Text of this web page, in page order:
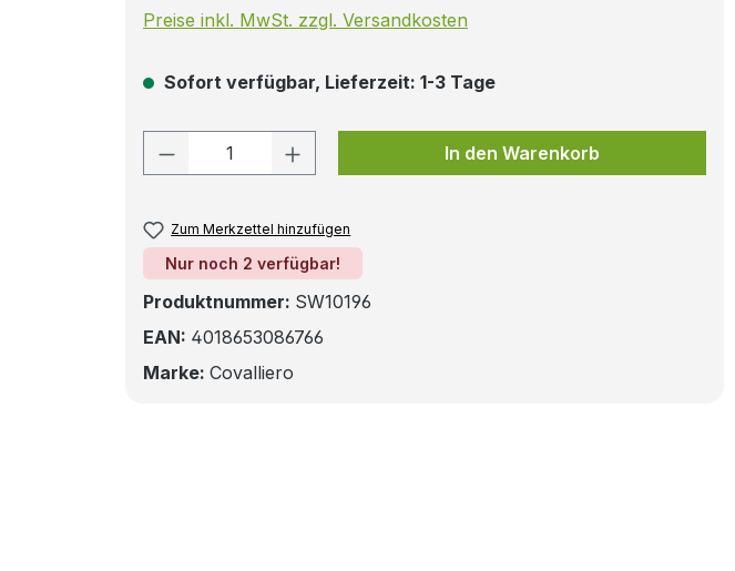
Preise inkl. MwSt. zzgl. Versandkosten
Sofort verfügbar, Lieferzeit: 1-3 Tage
Produkt Anzahl: Gib den gewünschten Wert
In den Warenkorb
Zum Merkzettel hinzufügen
Nur noch 2 verfügbar!
Produktnummer: SW10196
EAN: 4018653086766
Marke: Covalliero